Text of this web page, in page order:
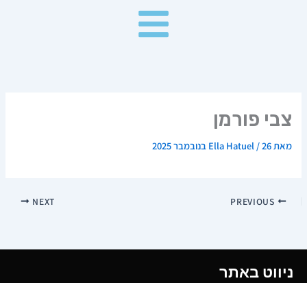
צבי פורמן
מאת Ella Hatuel /26 בנובמבר 2025
NEXT
ניווט באתר